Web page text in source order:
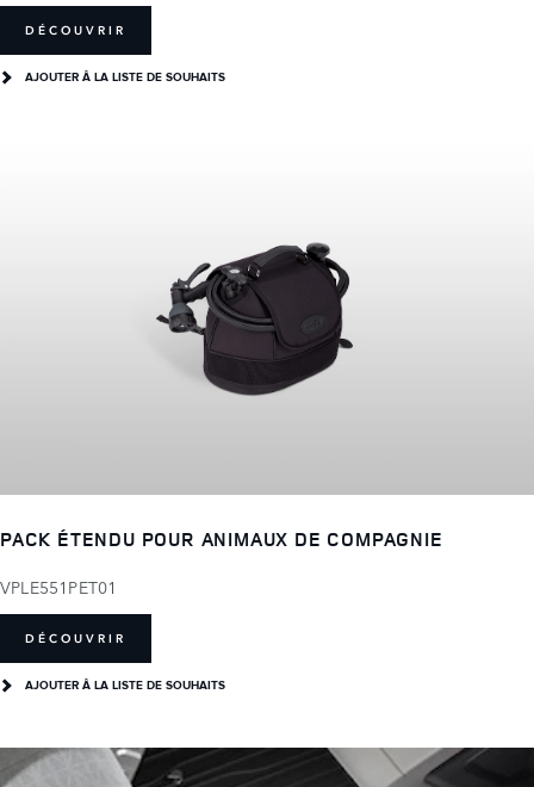
DÉCOUVRIR
AJOUTER Â LA LISTE DE SOUHAITS
PACK ÉTENDU POUR ANIMAUX DE COMPAGNIE
VPLE551PET01
DÉCOUVRIR
AJOUTER Â LA LISTE DE SOUHAITS